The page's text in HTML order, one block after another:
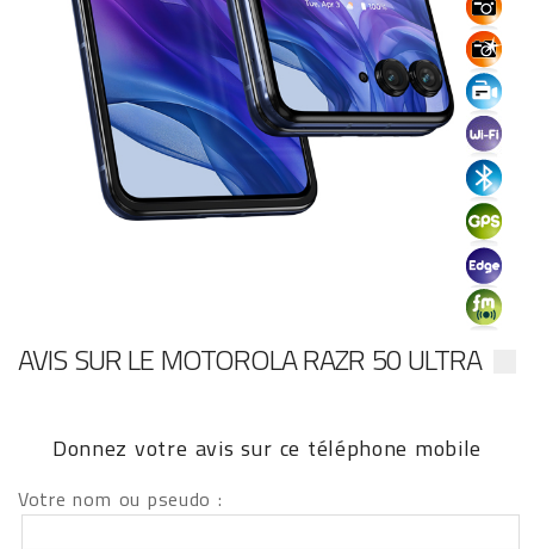
AVIS SUR LE MOTOROLA RAZR 50 ULTRA
Donnez votre avis sur ce téléphone mobile
Votre nom ou pseudo :